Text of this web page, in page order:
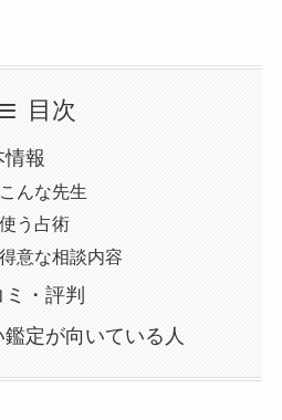
目次
報
んな先生
う占術
意な相談内容
・評判
定が向いている人